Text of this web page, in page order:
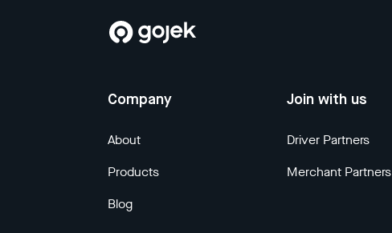
Company
About
Products
Blog
Join with us
Driver Partners
Merchant Partners